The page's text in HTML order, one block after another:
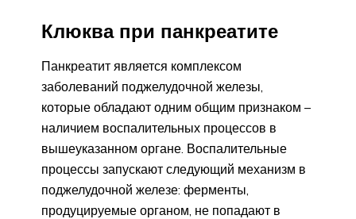
Клюква при панкреатите
Панкреатит является комплексом
заболеваний поджелудочной железы,
которые обладают одним общим признаком –
наличием воспалительных процессов в
вышеуказанном органе. Воспалительные
процессы запускают следующий механизм в
поджелудочной железе: ферменты,
продуцируемые органом, не попадают в